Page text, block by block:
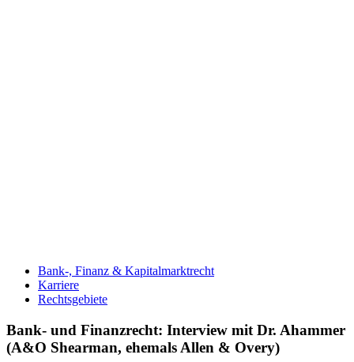
Bank-, Finanz & Kapitalmarktrecht
Karriere
Rechtsgebiete
Bank- und Finanzrecht: Interview mit Dr. Ahammer
(A&O Shearman, ehemals Allen & Overy)